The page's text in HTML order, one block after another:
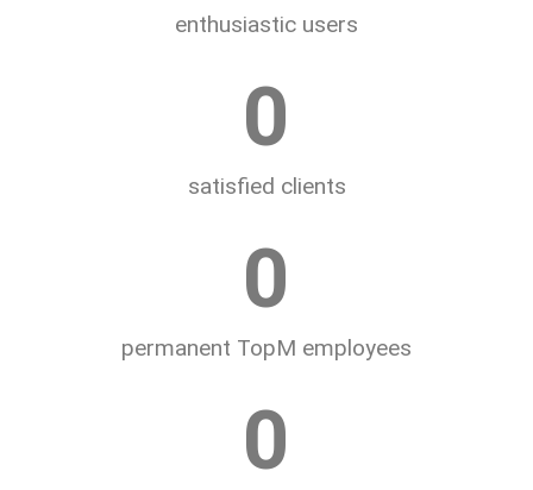
enthusiastic users
satisfied clients
0
permanent TopM employees
0
0